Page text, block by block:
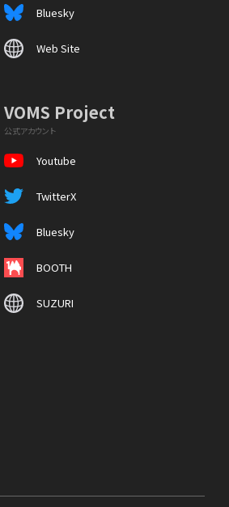
Bluesky
Web Site
VOMS Project
公式アカウント
Youtube
TwitterX
Bluesky
BOOTH
SUZURI